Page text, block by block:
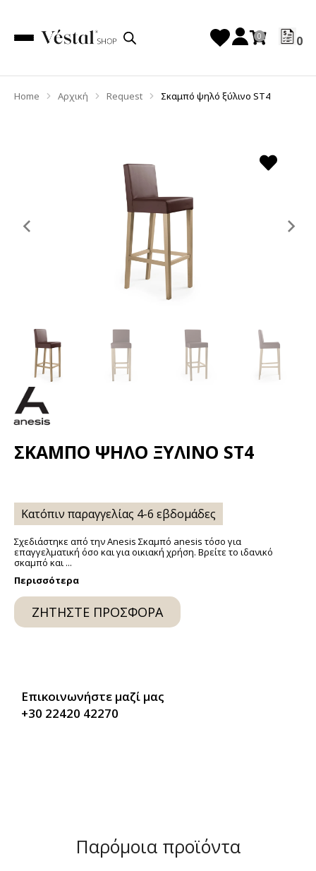
0
You are here:
Home Αρχική Request Σκαμπό ψηλό ξύλινο ST4
Previous
ΣΚΑΜΠΌ ΨΗΛΌ ΞΎΛΙΝΟ ST4
Κατόπιν παραγγελίας 4-6 εβδομάδες
Σχεδιάστηκε από την Anesis Σκαμπό anesis τόσο για
επαγγελματική όσο και για οικιακή χρήση. Βρείτε το ιδανικό
σκαμπό και ...
Περισσότερα
ΖΗΤΉΣΤΕ ΠΡΟΣΦΟΡΆ
Επικοινωνήστε μαζί μας
+30 22420 42270
Παρόμοια προϊόντα